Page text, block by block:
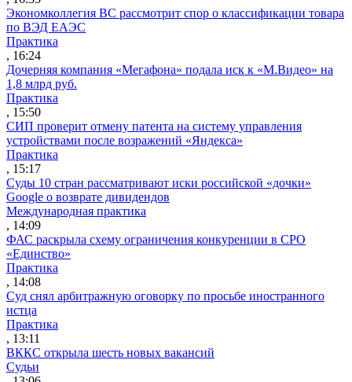
Экономколлегия ВС рассмотрит спор о классификации товара
по ВЭД ЕАЭС
Практика
, 16:24
Дочерняя компания «Мегафона» подала иск к «М.Видео» на
1,8 млрд руб.
Практика
, 15:50
СИП проверит отмену патента на систему управления
устройствами после возражений «Яндекса»
Практика
, 15:17
Суды 10 стран рассматривают иски российской «дочки»
Google о возврате дивидендов
Международная практика
, 14:09
ФАС раскрыла схему ограничения конкуренции в СРО
«Единство»
Практика
, 14:08
Суд снял арбитражную оговорку по просьбе иностранного
истца
Практика
, 13:11
ВККС открыла шесть новых вакансий
Судьи